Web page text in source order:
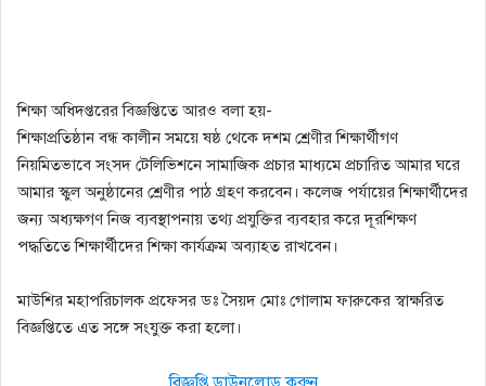
শিক্ষা অধিদপ্তরের বিজ্ঞপ্তিতে আরও বলা হয়-
শিক্ষাপ্রতিষ্ঠান বন্ধ কালীন সময়ে ষষ্ঠ থেকে দশম শ্রেণীর শিক্ষার্থীগণ
নিয়মিতভাবে সংসদ টেলিভিশনে সামাজিক প্রচার মাধ্যমে প্রচারিত আমার ঘরে
আমার স্কুল অনুষ্ঠানের শ্রেণীর পাঠ গ্রহণ করবেন। কলেজ পর্যায়ের শিক্ষার্থীদের
জন্য অধ্যক্ষগণ নিজ ব্যবস্থাপনায় তথ্য প্রযুক্তির ব্যবহার করে দূরশিক্ষণ
পদ্ধতিতে শিক্ষার্থীদের শিক্ষা কার্যক্রম অব্যাহত রাখবেন।
মাউশির মহাপরিচালক প্রফেসর ডঃ সৈয়দ মোঃ গোলাম ফারুকের স্বাক্ষরিত
বিজ্ঞপ্তিতে এত সঙ্গে সংযুক্ত করা হলো।